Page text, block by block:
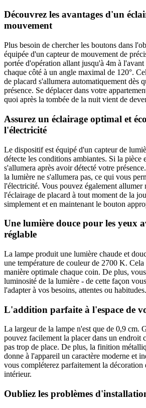
Découvrez les avantages d'un
mouvement
Plus besoin de chercher les boutons dans
équipée d'un capteur de mouvement de
portée d'opération allant jusqu'à 4m à
chaque côté à un angle maximal de 120°.
de placard s'allumera automatiquement dès
présence. Se déplacer dans votre
quoi après la tombée de la nuit vient de
Assurez un éclairage optimal et
l'électricité
Le dispositif est équipé d'un capteur de
détecte les conditions ambiantes. Si la pièce
s'allumera après avoir détecté votre
la lumière ne s'allumera pas, ce qui vous
l'électricité. Vous pouvez également allumer
l'éclairage de placard à tout moment de la
simplement et en maintenant le bouton
Une lumière douce pour les yeux
réglable
La lampe produit une lumière chaude et
une température de couleur de 2700 K.
manière optimale chaque coin. De plus,
luminosité de la lumière - de cette façon
l'adapter à vos besoins, attentes ou habitudes.
L'addition parfaite à l'espace de
La largeur de la lampe n'est que de 0,9 cm.
pouvez facilement la placer dans un endroit
pas trop de place. De plus, la finition
donne à l'appareil un caractère moderne et
vous compléterez parfaitement la décoration
intérieur.
Oubliez les problèmes